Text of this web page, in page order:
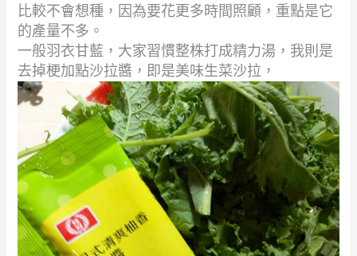
比較不會想種，因為要花更多時間照顧，重點是它
的產量不多。
一般羽衣甘藍，大家習慣整株打成精力湯，我則是
去掉梗加點沙拉醬，即是美味生菜沙拉，